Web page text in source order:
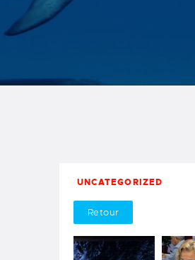
UNCATEGORIZED
Retour